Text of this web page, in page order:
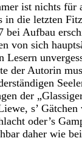
ist nichts für
in die letzten
bei Aufbau
von sich
Lesern
der Autorin
der
s’
oder’s
daher wie